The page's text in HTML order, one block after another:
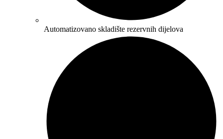
Automatizovano skladište rezervnih dijelova